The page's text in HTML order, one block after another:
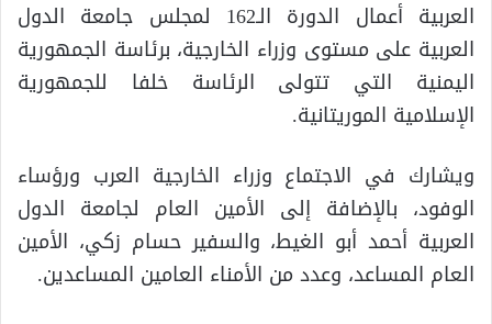
العربية أعمال الدورة الـ162 لمجلس جامعة الدول
العربية على مستوى وزراء الخارجية، برئاسة الجمهورية
اليمنية التي تتولى الرئاسة خلفا للجمهورية
الإسلامية الموريتانية.
ويشارك في الاجتماع وزراء الخارجية العرب ورؤساء
الوفود، بالإضافة إلى الأمين العام لجامعة الدول
العربية أحمد أبو الغيط، والسفير حسام زكي، الأمين
العام المساعد، وعدد من الأمناء العامين المساعدين.